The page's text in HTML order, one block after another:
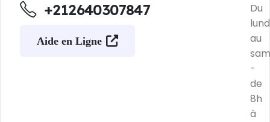
+212640307847
Aide en Ligne
Du
au
-
de
8h
à